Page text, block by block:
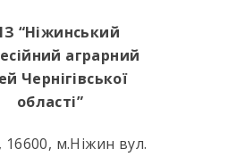
“Ніжинський
аграрний
Чернігівської
області”
16600, м.Ніжин вул.